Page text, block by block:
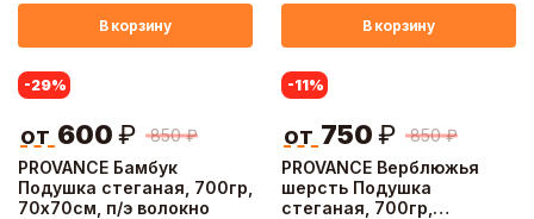
В корзину В корзину
PROVANCE Бамбук
Подушка стеганая, 700гр,
70х70см, п/э волокно
-29%
850 ₽
от 600 ₽
PROVANCE Верблюжья
шерсть Подушка
стеганая, 700гр,
-11%
850 ₽
от 750 ₽